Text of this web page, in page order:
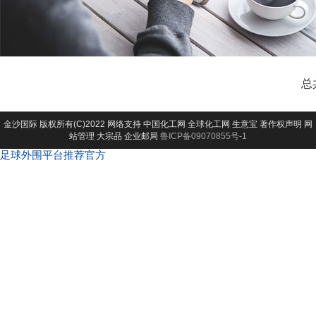
总
金沙国际 版权所有(C)2022 网络支持 中国化工网 全球化工网 生意宝 著作权声明 网
站管理 大宗品 企业邮局 鲁ICP备09070855号-1
足球外围平台推荐官方